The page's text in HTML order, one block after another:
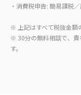
・消費税申告: 簡易課税
※ 上記はすべて税抜金額
※ 30分の無料相談で、貴
す。